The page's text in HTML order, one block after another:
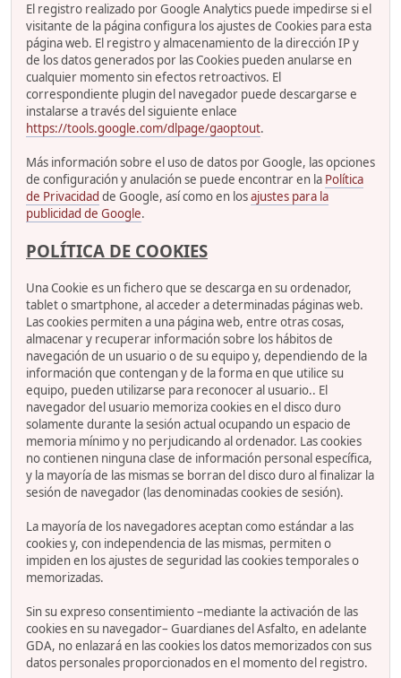
El registro realizado por Google Analytics puede impedirse si el
visitante de la página configura los ajustes de Cookies para esta
página web. El registro y almacenamiento de la dirección IP y
de los datos generados por las Cookies pueden anularse en
cualquier momento sin efectos retroactivos. El
correspondiente plugin del navegador puede descargarse e
instalarse a través del siguiente enlace
https://tools.google.com/dlpage/gaoptout.
Más información sobre el uso de datos por Google, las opciones
de configuración y anulación se puede encontrar en la Política
de Privacidad de Google, así como en losajustes para la
publicidad de Google.
POLÍTICA DE COOKIES
Una Cookie es un fichero que se descarga en su ordenador,
tablet o smartphone, al acceder a determinadas páginas web.
Las cookies permiten a una página web, entre otras cosas,
almacenar y recuperar información sobre los hábitos de
navegación de un usuario o de su equipo y, dependiendo de la
información que contengan y de la forma en que utilice su
equipo, pueden utilizarse para reconocer al usuario.. El
navegador del usuario memoriza cookies en el disco duro
solamente durante la sesión actual ocupando un espacio de
memoria mínimo y no perjudicando al ordenador. Las cookies
no contienen ninguna clase de información personal específica,
y la mayoría de las mismas se borran del disco duro al finalizar la
sesión de navegador (las denominadas cookies de sesión).
La mayoría de los navegadores aceptan como estándar a las
cookies y, con independencia de las mismas, permiten o
impiden en los ajustes de seguridad las cookies temporales o
memorizadas.
Sin su expreso consentimiento –mediante la activación de las
cookies en su navegador– Guardianes del Asfalto, en adelante
GDA, no enlazará en las cookies los datos memorizados con sus
datos personales proporcionados en el momento del registro.